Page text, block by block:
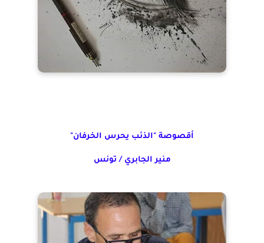
أقصوصة "الذئب يحرس الخرفان"
منير الجابري / تونس